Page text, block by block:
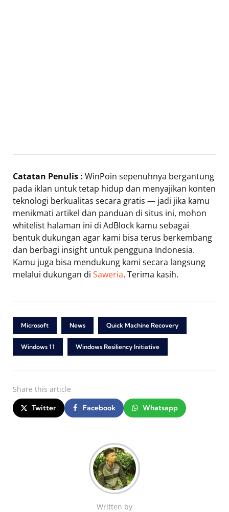
Catatan Penulis : WinPoin sepenuhnya bergantung
pada iklan untuk tetap hidup dan menyajikan konten
teknologi berkualitas secara gratis — jadi jika kamu
menikmati artikel dan panduan di situs ini, mohon
whitelist halaman ini di AdBlock kamu sebagai
bentuk dukungan agar kami bisa terus berkembang
dan berbagi insight untuk pengguna Indonesia.
Kamu juga bisa mendukung kami secara langsung
melalui dukungan di Saweria. Terima kasih.
Microsoft News Quick Machine Recovery
Windows 11 Windows Resiliency Initiative
Share this article
Twitter Facebook Whatsapp
Written by